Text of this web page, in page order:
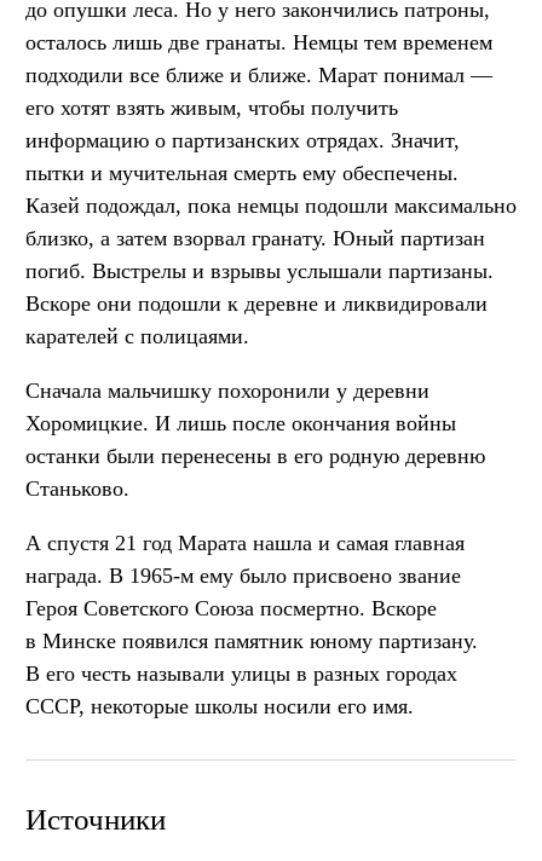
до опушки леса. Но у него закончились патроны,
осталось лишь две гранаты. Немцы тем временем
подходили все ближе и ближе. Марат понимал —
его хотят взять живым, чтобы получить
информацию о партизанских отрядах. Значит,
пытки и мучительная смерть ему обеспечены.
Казей подождал, пока немцы подошли максимально
близко, а затем взорвал гранату. Юный партизан
погиб. Выстрелы и взрывы услышали партизаны.
Вскоре они подошли к деревне и ликвидировали
карателей с полицаями.
Сначала мальчишку похоронили у деревни
Хоромицкие. И лишь после окончания войны
останки были перенесены в его родную деревню
Станьково.
А спустя 21 год Марата нашла и самая главная
награда. В 1965-м ему было присвоено звание
Героя Советского Союза посмертно. Вскоре
в Минске появился памятник юному партизану.
В его честь называли улицы в разных городах
СССР, некоторые школы носили его имя.
Источники